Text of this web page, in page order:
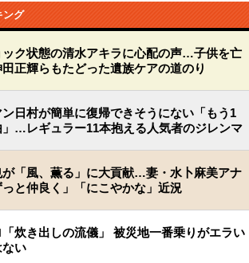
ング
ック状態の清水アキラに心配の声…子供を亡
田正輝らもたどった遺族ケアの道のり
日村が簡単に復帰できそうにない「もう1
」…レギュラー11本抱える人気者のジレンマ
が「風、薫る」に大貢献…妻・水卜麻美アナ
っと仲良く」「にこやかな」近況
炊き出しの流儀」 被災地一番乗りがエラい
い